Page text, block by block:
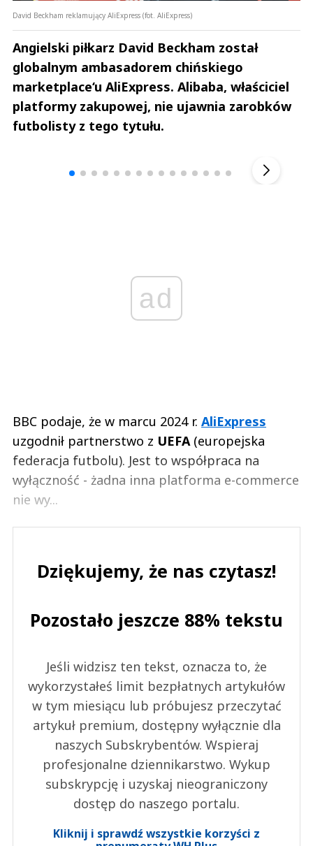
David Beckham reklamujący AliExpress (fot. AliExpress)
Angielski piłkarz David Beckham został
globalnym ambasadorem chińskiego
marketplace‘u AliExpress. Alibaba, właściciel
platformy zakupowej, nie ujawnia zarobków
futbolisty z tego tytułu.
ad
BBC podaje, że w marcu 2024 r. AliExpress
uzgodnił partnerstwo z UEFA(europejska
federacja futbolu). Jest to współpraca na
wyłączność - żadna inna platforma e-commerce
nie wy...
Dziękujemy, że nas czytasz!
Pozostało jeszcze 88% tekstu
Jeśli widzisz ten tekst, oznacza to, że
wykorzystałeś limit bezpłatnych artykułów
w tym miesiącu lub próbujesz przeczytać
artykuł premium, dostępny wyłącznie dla
naszych Subskrybentów. Wspieraj
profesjonalne dziennikarstwo. Wykup
subskrypcję i uzyskaj nieograniczony
dostęp do naszego portalu.
Kliknij i sprawdź wszystkie korzyści z